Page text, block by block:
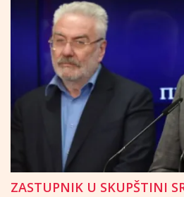
ZASTUPNIK U SKUPŠTINI